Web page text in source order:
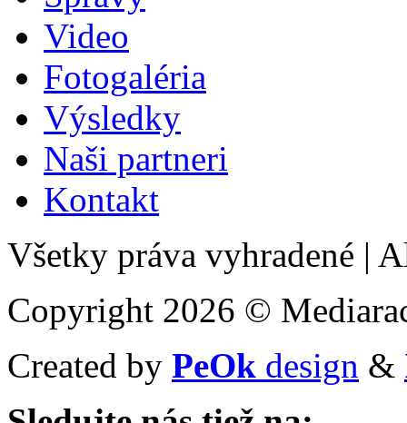
Video
Fotogaléria
Výsledky
Naši partneri
Kontakt
Všetky práva vyhradené |
Copyright 2026 ©
Created by PeOk design &